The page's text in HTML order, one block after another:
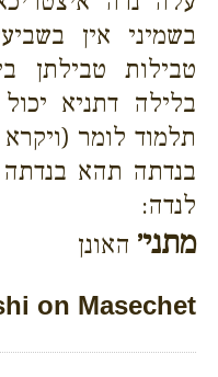
בשמיני אין
טבילות טבילתן
בלילה דתניא
תלמוד לומר
בנדתה תהא
לנדה:
מתני׳ האונן
on Masechet